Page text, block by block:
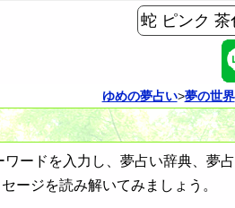
ゆめの夢占い>夢の世界
ードを入力し、夢占い辞典、夢
ージを読み解いてみましょう。